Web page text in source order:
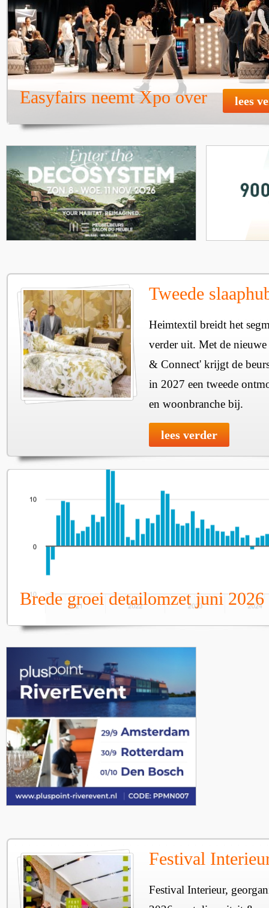
Easyfairs neemt Xpo over lees
Tweede
Heimtextil breidt het
verder uit. Met de
& Connect' krijgt de
in 2027 een tweede
en woonbranche bij.
lees verder
Brede groei detailomzet juni 2026
Festival
Festival Interieur,